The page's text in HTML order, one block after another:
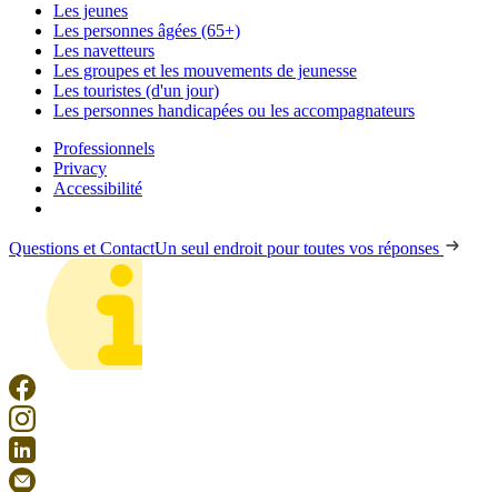
Les jeunes
Les personnes âgées (65+)
Les navetteurs
Les groupes et les mouvements de jeunesse
Les touristes (d'un jour)
Les personnes handicapées ou les accompagnateurs
Professionnels
Privacy
Accessibilité
Questions et ContactUn seul endroit pour toutes vos réponses